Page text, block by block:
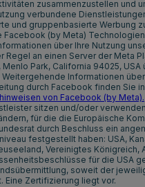
zusammenzustellen und
verbundene
und gruppenbasierte Werbung
Facebook (by Meta)
über Ihre Nutzung
Regel an einen Server der Meta
Menlo Park, California 94025,
Informationen
durch Facebook finden Sie
von Facebook (by Meta).
sitzen und/oder
für die die Europäische
durch Beschluss ein
festgestellt haben: USA,
Vereinigtes Königreich,
für die USA
soweit der
Eine Zertifizierung liegt vor.